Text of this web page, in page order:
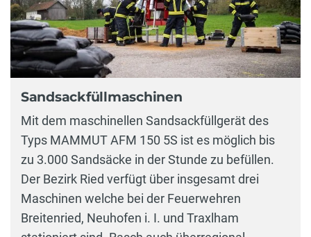
Sandsackfüllmaschinen
Mit dem maschinellen Sandsackfüllgerät des
Typs MAMMUT AFM 150 5S ist es möglich bis
zu 3.000 Sandsäcke in der Stunde zu befüllen.
Der Bezirk Ried verfügt über insgesamt drei
Maschinen welche bei der Feuerwehren
Breitenried, Neuhofen i. I. und Traxlham